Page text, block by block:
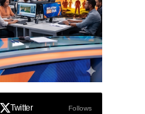
Twitter Follows